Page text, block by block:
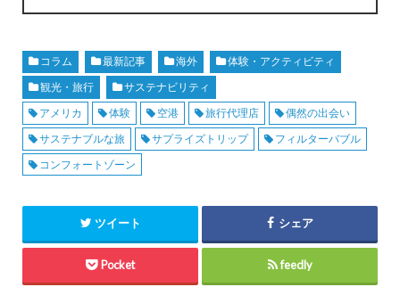
コラム 最新記事 海外
体験・アクティビティ
観光・旅行
サステナビリティ
アメリカ
体験 空港 旅行代理店
偶然の出会い
サステナブルな旅
サプライズトリップ
フィルターバブル
コンフォートゾーン
ツイート シェア
Pocket feedly